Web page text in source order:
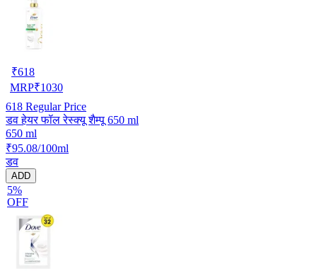
₹618
MRP₹1030
618 Regular Price
डव हेयर फॉल रेस्क्यू शैम्पू 650 ml
650 ml
₹95.08/100ml
डव
ADD
5%
OFF